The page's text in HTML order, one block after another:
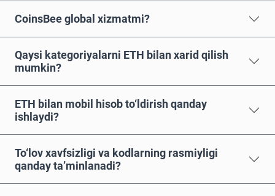
CoinsBee global xizmatmi?
Qaysi kategoriyalarni ETH bilan xarid qilish
mumkin?
ETH bilan mobil hisob to‘ldirish qanday
ishlaydi?
To‘lov xavfsizligi va kodlarning rasmiyligi
qanday ta’minlanadi?